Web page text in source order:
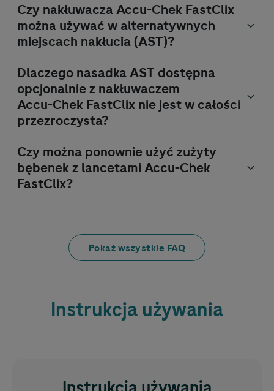
Czy nakłuwaczaAccu-Chek FastClix
można używać w alternatywnych
miejscach nakłucia (AST)?
Dlaczego nasadka AST dostępna
opcjonalnie z nakłuwaczem
Accu-Chek FastClix nie jest w całości
przezroczysta?
Czy można ponownie użyć zużyty
bębenek z lancetamiAccu-Chek
FastClix?
Pokaż wszystkie FAQ
Instrukcja używania